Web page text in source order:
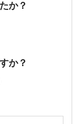
か？
か？